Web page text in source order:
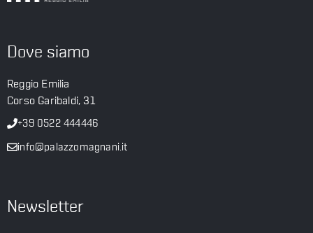
PRESS
SHOP
ENGLISH
Dove siamo
Reggio Emilia
Corso Garibaldi, 31
+39 0522 444446
info@palazzomagnani.it
Newsletter